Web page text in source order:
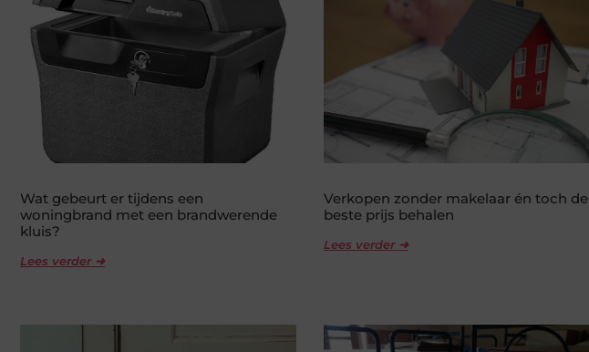
Wat gebeurt er tijdens een
woningbrand met een brandwerende
kluis?
Lees verder ➜
Verkopen zonder makelaar én toch de
beste prijs behalen
Lees verder ➜